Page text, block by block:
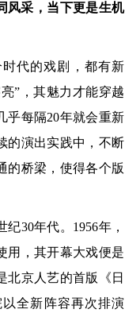
风采，当下更是生机
代的戏剧，都有新
”，其魅力才能穿越
乎每隔20年就会重新
的演出实践中，不断
的桥梁，使得各个版
30年代。1956年，
用，其开幕大戏便是
北京人艺的首版《日
全新阵容再次排演